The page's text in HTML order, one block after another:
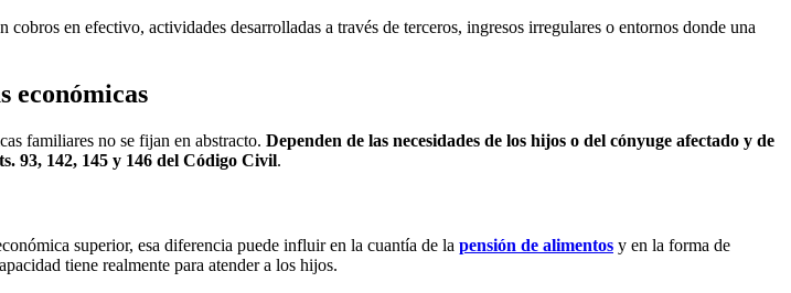
en efectivo, actividades desarrolladas a través de terceros, ingresos irregulares o entornos donde una
económicas
familiares no se fijan en abstracto. Dependen de las necesidades de los hijos o del cónyuge afectado y de
93, 142, 145 y 146 del Código Civil.
superior, esa diferencia puede influir en la cuantía de la pensión de alimentos y en la forma de
tiene realmente para atender a los hijos.